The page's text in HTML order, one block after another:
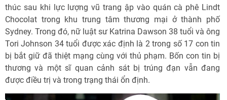
thúc sau khi lực lượng vũ trang ập vào quán cà phê Lindt
Chocolat trong khu trung tâm thương mại ở thành phố
Sydney. Trong đó, nữ luật sư Katrina Dawson 38 tuổi và ông
Tori Johnson 34 tuổi được xác định là 2 trong số 17 con tin
bị bắt giữ đã thiệt mạng cùng với thủ phạm. Bốn con tin bị
thương và một sĩ quan cảnh sát bị trúng đạn vẫn đang
được điều trị và trong trạng thái ổn định.